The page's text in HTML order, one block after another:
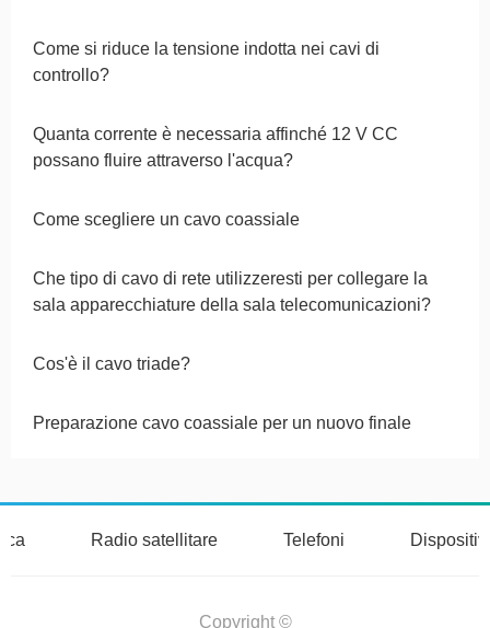
Come si riduce la tensione indotta nei cavi di
controllo?
Quanta corrente è necessaria affinché 12 V CC
possano fluire attraverso l'acqua?
Come scegliere un cavo coassiale
Che tipo di cavo di rete utilizzeresti per collegare la
sala apparecchiature della sala telecomunicazioni?
Cos'è il cavo triade?
Preparazione cavo coassiale per un nuovo finale
Radio satellitare Telefoni
Copyright ©